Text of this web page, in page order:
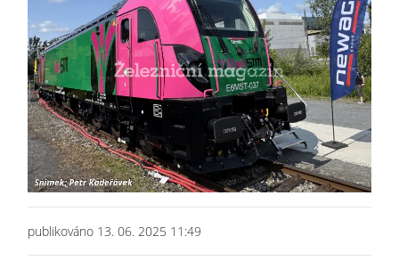
publikováno 13. 06. 2025 11:49